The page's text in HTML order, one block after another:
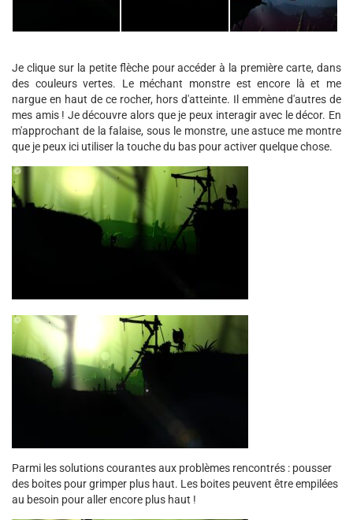
Je clique sur la petite flèche pour accéder à la première carte, dans
des couleurs vertes. Le méchant monstre est encore là et me
nargue en haut de ce rocher, hors d'atteinte. Il emmène d'autres de
mes amis ! Je découvre alors que je peux interagir avec le décor. En
m'approchant de la falaise, sous le monstre, une astuce me montre
que je peux ici utiliser la touche du bas pour activer quelque chose.
Parmi les solutions courantes aux problèmes rencontrés : pousser
des boites pour grimper plus haut. Les boites peuvent être empilées
au besoin pour aller encore plus haut !